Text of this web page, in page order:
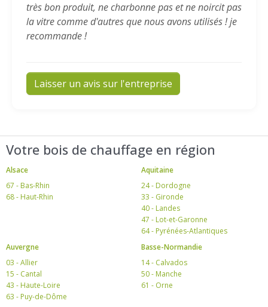
très bon produit, ne charbonne pas et ne noircit pas
la vitre comme d'autres que nous avons utilisés ! je
recommande !
Laisser un avis sur l'entreprise
Votre bois de chauffage en région
Alsace
67 - Bas-Rhin
68 - Haut-Rhin
Aquitaine
24 - Dordogne
33 - Gironde
40 - Landes
47 - Lot-et-Garonne
64 - Pyrénées-Atlantiques
Auvergne
03 - Allier
15 - Cantal
43 - Haute-Loire
63 - Puy-de-Dôme
Basse-Normandie
14 - Calvados
50 - Manche
61 - Orne